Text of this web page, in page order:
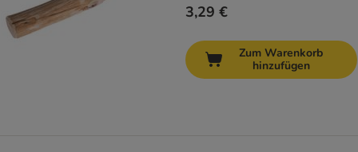
3,29 €
Zum Warenkorb
hinzufügen